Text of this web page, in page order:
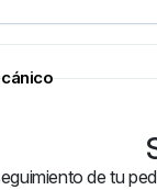
mm
de tu